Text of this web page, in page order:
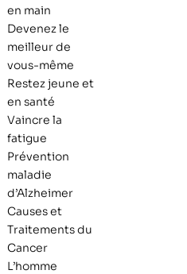
en main
Devenez le
meilleur de
vous-même
Restez jeune et
en santé
Vaincre la
fatigue
Prévention
maladie
d’Alzheimer
Causes et
Traitements du
Cancer
L’homme